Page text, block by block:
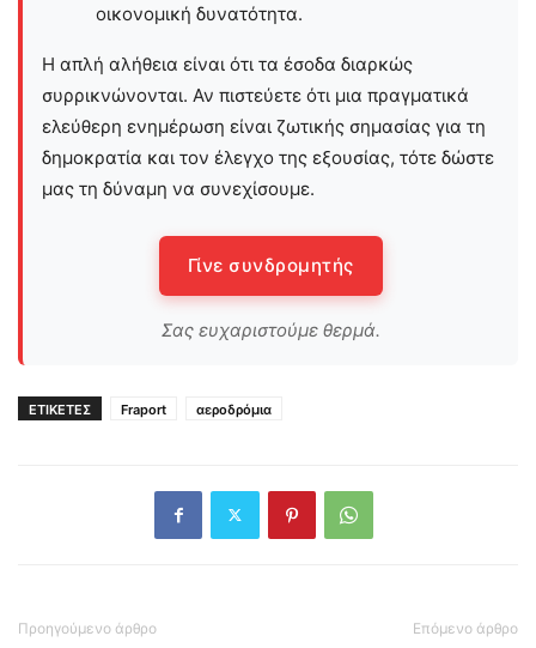
οικονομική δυνατότητα.
Η απλή αλήθεια είναι ότι τα έσοδα διαρκώς
συρρικνώνονται. Αν πιστεύετε ότι μια πραγματικά
ελεύθερη ενημέρωση είναι ζωτικής σημασίας για τη
δημοκρατία και τον έλεγχο της εξουσίας, τότε δώστε
μας τη δύναμη να συνεχίσουμε.
Γίνε συνδρομητής
Σας ευχαριστούμε θερμά.
ΕΤΙΚΕΤΕΣ Fraport αεροδρόμια
Προηγούμενο άρθρο Επόμενο άρθρο